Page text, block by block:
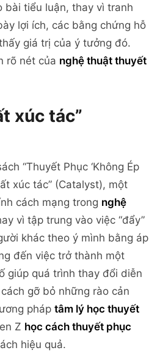
bài tiểu luận, thay vì tranh
lợi ích, các bằng chứng hỗ
giá trị của ý tưởng đó.
rõ nét của nghệ thuật thuyết
xúc tác”
“Thuyết Phục ‘Không Ép
xúc tác” (Catalyst), một
cách mạng trong nghệ
vì tập trung vào việc “đẩy”
khác theo ý mình bằng áp
đến việc trở thành một
giúp quá trình thay đổi diễn
gỡ bỏ những rào cản
pháp tâm lý học thuyết
Z học cách thuyết phục
hiệu quả.